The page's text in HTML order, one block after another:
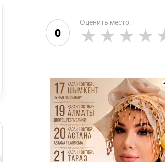
0
Оценить место: